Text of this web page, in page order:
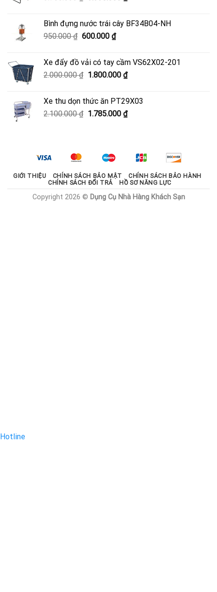
3.700.000 ₫.là:
Bình đựng nước trái cây BF34B04-NH
950.000₫ Giá
950.000 ₫.
600.000 ₫Giá
là:
600.000 ₫.
Xe đẩy đồ vải có tay cầm VS62X02-201
2.000.000₫ Giá
2.000.000 ₫.
1.800.000 ₫Giá
là:
1.800.000 ₫.
Xe thu dọn thức ăn PT29X03
2.100.000₫ Giá
1.785.000 ₫Giá
1.785.000 ₫.
GIỚI THIỆU CHÍNH SÁCH BẢO MẬT
CHÍNH SÁCH BẢO HÀNH
CHÍNH SÁCH ĐỔI TRẢ
HỒ SƠ NĂNG LỰC
Copyright 2026 © Dụng Cụ Nhà Hàng Khách Sạn
Hotline